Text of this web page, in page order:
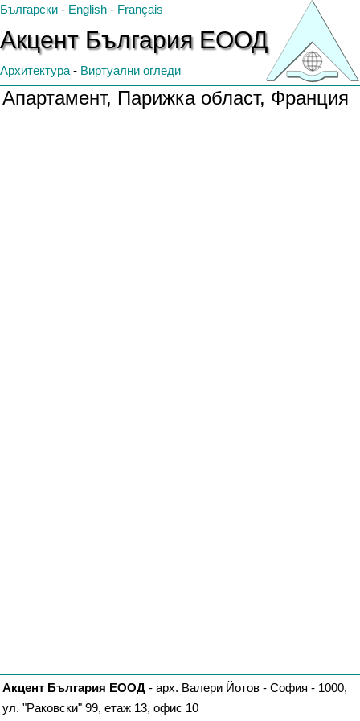
Български - English - Français
Акцент България ЕООД
Архитектура - Виртуални огледи
Апартамент, Парижка област, Франция
Акцент България ЕООД - арх. Валери Йотов - София - 1000,
ул. "Раковски" 99, етаж 13, офис 10